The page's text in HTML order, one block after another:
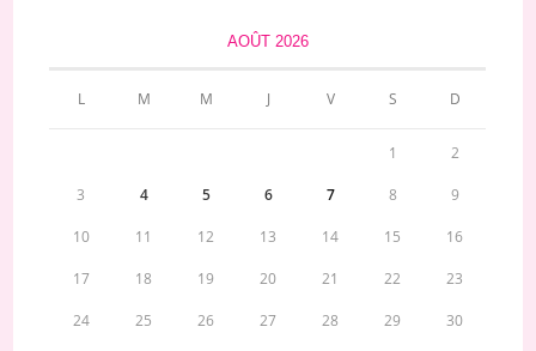
AOÛT 2026
L M M J V S D
1 2
3 4 5 6 7 8 9
10 11 12 13 14 15 16
17 18 19 20 21 22 23
24 25 26 27 28 29 30